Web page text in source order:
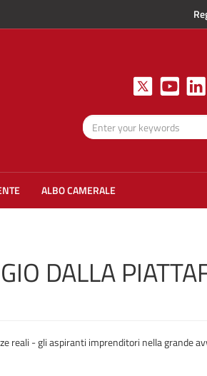
ALBO CAMERALE
DALLA
reali - gli aspiranti imprenditori nella grande